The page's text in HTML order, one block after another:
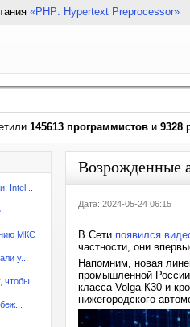
«PHP: Hypertext Preprocessor»
145613 программистов и 9328
Intel...
МКС
у...
Возрожденные
Дата: 2024-05-24 06:15
В Сети появился
частности, они
Напомним, новая
промышленной
класса Volga К30 и
нижегородского